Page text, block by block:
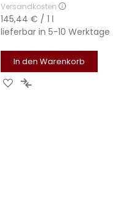
Versandkosten
145,44 € / 1 l
lieferbar in 5-10 Werktage
In den Warenkorb
Zur Zur